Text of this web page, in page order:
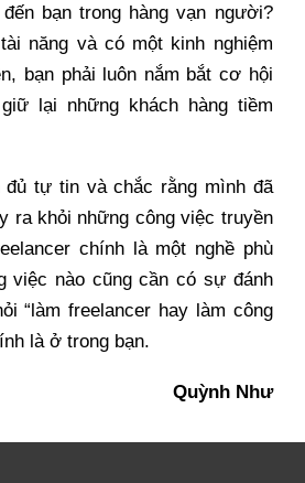
bạn trong hàng vạn người?
năng và có một kinh nghiệm
bạn phải luôn nắm bắt cơ hội
lại những khách hàng tiềm
đủ tự tin và chắc rằng mình đã
ra khỏi những công việc truyền
chính là một nghề phù
việc nào cũng cần có sự đánh
“làm freelancer hay làm công
là ở trong bạn.
Quỳnh Như